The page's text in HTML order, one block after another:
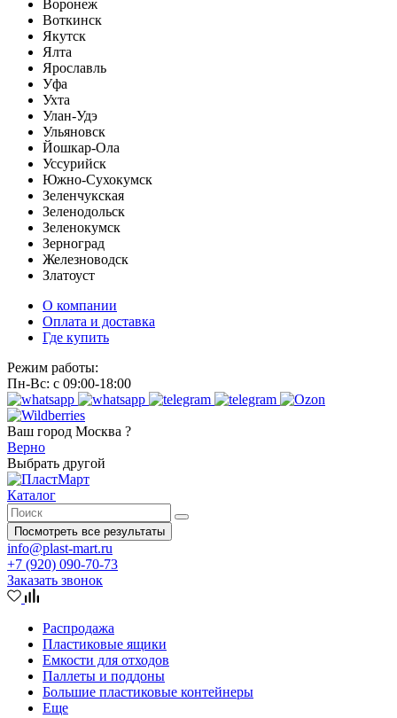
Воронеж
Воткинск
Якутск
Ялта
Ярославль
Уфа
Ухта
Улан-Удэ
Ульяновск
Йошкар-Ола
Уссурийск
Южно-Сухокумск
Зеленчукская
Зеленодольск
Зеленокумск
Зерноград
Железноводск
Златоуст
О компании
Оплата и доставка
Где купить
Режим работы:
Пн-Вс: с 09:00-18:00
Ваш город Москва ?
Верно
Выбрать другой
Каталог
Посмотреть все результаты
info@plast-mart.ru
+7 (920) 090-70-73
Заказать звонок
Распродажа
Пластиковые ящики
Емкости для отходов
Паллеты и поддоны
Большие пластиковые контейнеры
Еще